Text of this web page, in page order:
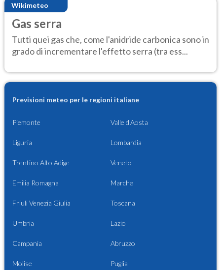
Wikimeteo
Gas serra
Tutti quei gas che, come l'anidride carbonica sono in
grado di incrementare l'effetto serra (tra ess...
Previsioni meteo per le regioni italiane
Piemonte Valle d'Aosta
Liguria Lombardia
Trentino Alto Adige Veneto
Emilia Romagna Marche
Friuli Venezia Giulia Toscana
Umbria Lazio
Campania Abruzzo
Molise Puglia